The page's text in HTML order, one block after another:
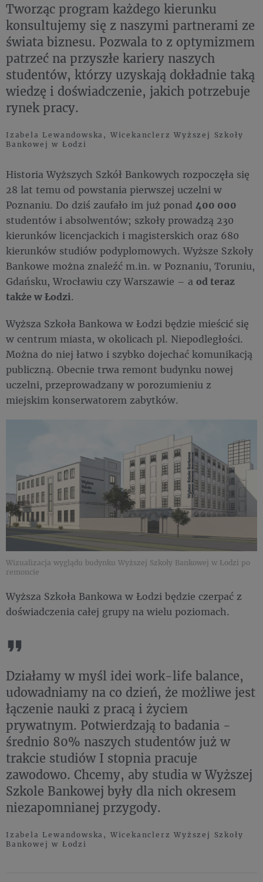
Tworząc program każdego kierunku
konsultujemy się z naszymi partnerami ze
świata biznesu. Pozwala to z optymizmem
patrzeć na przyszłe kariery naszych
studentów, którzy uzyskają dokładnie taką
wiedzę i doświadczenie, jakich potrzebuje
rynek pracy.
Izabela Lewandowska, Wicekanclerz Wyższej Szkoły
Bankowej w Łodzi
Historia Wyższych Szkół Bankowych rozpoczęła się
28 lat temu od powstania pierwszej uczelni w
Poznaniu. Do dziś zaufało im już ponad 400 000
studentów i absolwentów; szkoły prowadzą 230
kierunków licencjackich i magisterskich oraz 680
kierunków studiów podyplomowych. Wyższe Szkoły
Bankowe można znaleźć m.in. w Poznaniu, Toruniu,
Gdańsku, Wrocławiu czy Warszawie – a od teraz
także w Łodzi.
Wyższa Szkoła Bankowa w Łodzi będzie mieścić się
w centrum miasta, w okolicach pl. Niepodległości.
Można do niej łatwo i szybko dojechać komunikacją
publiczną. Obecnie trwa remont budynku nowej
uczelni, przeprowadzany w porozumieniu z
miejskim konserwatorem zabytków.
Wizualizacja wyglądu budynku Wyższej Szkoły Bankowej w Łodzi po
remoncie
Wyższa Szkoła Bankowa w Łodzi będzie czerpać z
doświadczenia całej grupy na wielu poziomach.
Działamy w myśl idei work-life balance,
udowadniamy na co dzień, że możliwe jest
łączenie nauki z pracą i życiem
prywatnym. Potwierdzają to badania -
średnio 80% naszych studentów już w
trakcie studiów I stopnia pracuje
zawodowo. Chcemy, aby studia w Wyższej
Szkole Bankowej były dla nich okresem
niezapomnianej przygody.
Izabela Lewandowska, Wicekanclerz Wyższej Szkoły
Bankowej w Łodzi